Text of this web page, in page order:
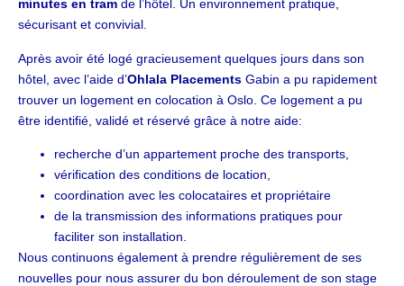
minutes en tram de l’hôtel. Un environnement pratique,
sécurisant et convivial.
Après avoir été logé gracieusement quelques jours dans son
hôtel, avec l’aide d’Ohlala Placements Gabin a pu rapidement
trouver un logement en colocation à Oslo. Ce logement a pu
être identifié, validé et réservé grâce à notre aide:
recherche d’un appartement proche des transports,
vérification des conditions de location,
coordination avec les colocataires et propriétaire
de la transmission des informations pratiques pour
faciliter son installation.
Nous continuons également à prendre régulièrement de ses
nouvelles pour nous assurer du bon déroulement de son stage